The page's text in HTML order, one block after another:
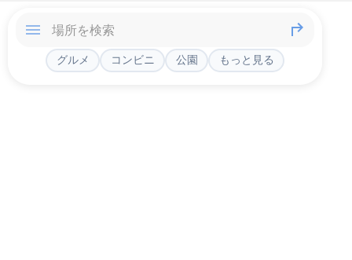
グルメ コンビニ 公園 もっと見る